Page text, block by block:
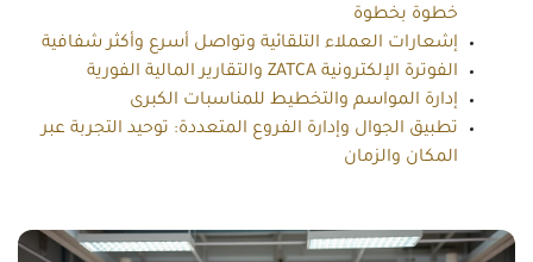
خطوة بخطوة
إشعارات العملاء التلقائية وتواصل أسرع وأكثر شفافية
الفوترة الإلكترونية ZATCA والتقارير المالية الفورية
إدارة المواسم والتخطيط للمناسبات الكبرى
تطبيق الجوال وإدارة الفروع المتعددة: توحيد التجربة عبر
المكان والزمان